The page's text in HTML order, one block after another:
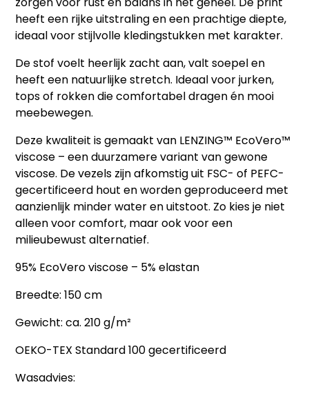
heeft een rijke uitstraling en een prachtige diepte,
ideaal voor stijlvolle kledingstukken met karakter.
De stof voelt heerlijk zacht aan, valt soepel en
heeft een natuurlijke stretch. Ideaal voor jurken,
tops of rokken die comfortabel dragen én mooi
meebewegen.
Deze kwaliteit is gemaakt van LENZING™ EcoVero™
viscose – een duurzamere variant van gewone
viscose. De vezels zijn afkomstig uit FSC- of PEFC-
gecertificeerd hout en worden geproduceerd met
aanzienlijk minder water en uitstoot. Zo kies je niet
alleen voor comfort, maar ook voor een
milieubewust alternatief.
95% EcoVero viscose – 5% elastan
Breedte: 150 cm
Gewicht: ca. 210 g/m²
OEKO-TEX Standard 100 gecertificeerd
Wasadvies: